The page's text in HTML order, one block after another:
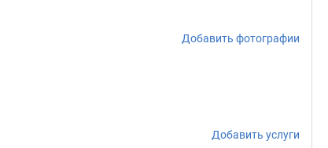
Добавить фотографии
Добавить услуги